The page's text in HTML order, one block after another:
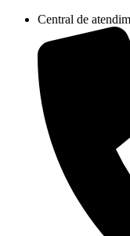
conteúdo
Central de